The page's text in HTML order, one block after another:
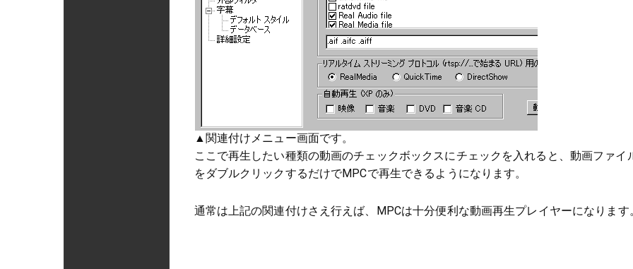
▲関連付けメニュー画面です。
ここで再生したい種類の動画のチェックボックスにチェックを入れると、動画ファイ
をダブルクリックするだけでMPCで再生できるようになります。
通常は上記の関連付けさえ行えば、MPCは十分便利な動画再生プレイヤーになります